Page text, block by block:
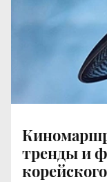
тренды и